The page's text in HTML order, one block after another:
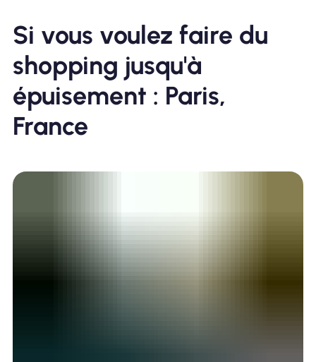
Si vous voulez faire du
shopping jusqu'à
épuisement : Paris,
France